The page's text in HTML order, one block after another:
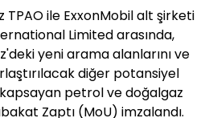
ile ExxonMobil alt şirketi
Limited arasında,
yeni arama alanlarını ve
diğer potansiyel
petrol ve doğalgaz
Zaptı (MoU) imzalandı.